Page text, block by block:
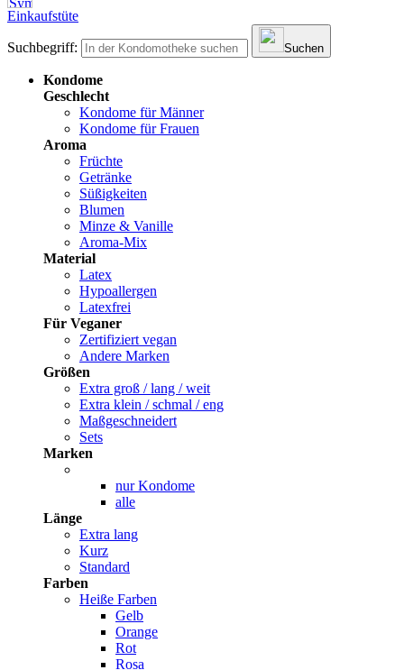
Einkaufstüte
Suchbegriff: Suchen
Kondome
Geschlecht
Kondome für Männer
Kondome für Frauen
Aroma
Früchte
Getränke
Süßigkeiten
Blumen
Minze & Vanille
Aroma-Mix
Material
Latex
Hypoallergen
Latexfrei
Für Veganer
Zertifiziert vegan
Andere Marken
Größen
Extra groß / lang / weit
Extra klein / schmal / eng
Maßgeschneidert
Sets
Marken
nur Kondome
alle
Länge
Extra lang
Kurz
Standard
Farben
Heiße Farben
Gelb
Orange
Rot
Rosa